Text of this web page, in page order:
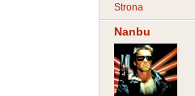
Strona
Nanbu